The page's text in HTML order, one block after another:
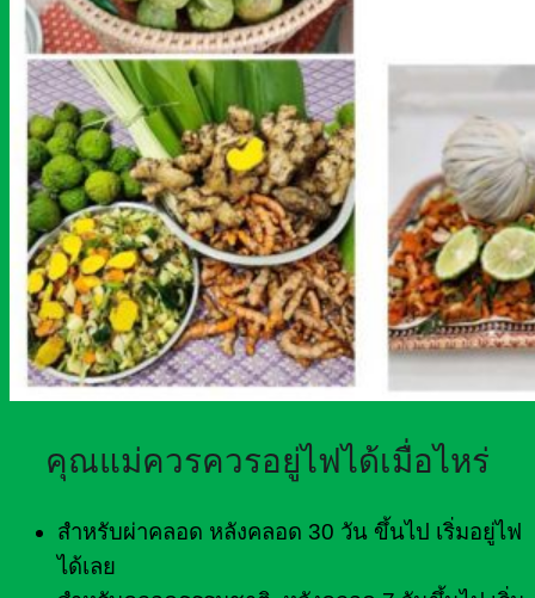
คุณแม่ควรควรอยู่ไฟได้เมื่อไหร่
สำหรับผ่าคลอด หลังคลอด 30 วัน ขึ้นไป เริ่มอยู่ไฟ
ได้เลย